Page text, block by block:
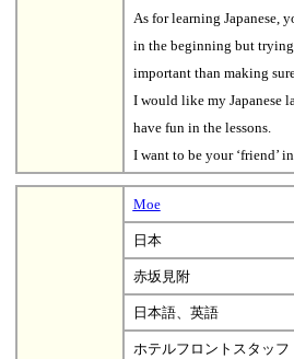
As for learning Japanese,
in the beginning but trying
important than making
I would like my Japanese
have fun in the lessons.
I want to be your ‘friend’
Moe
日本
赤坂見附
日本語、英語
ホテルフロントスタッフ